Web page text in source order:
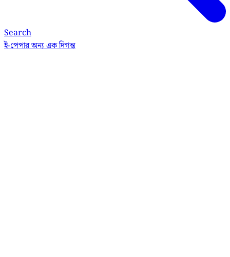
Search
ই-পেপারঅন্য এক দিগন্ত